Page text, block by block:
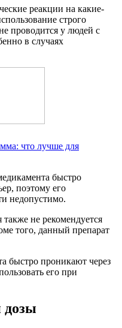
реакции на какие-
строго
проводится у людей с
в случаях
что лучше для
быстро
поэтому его
недопустимо.
не рекомендуется
того, данный препарат
дозы